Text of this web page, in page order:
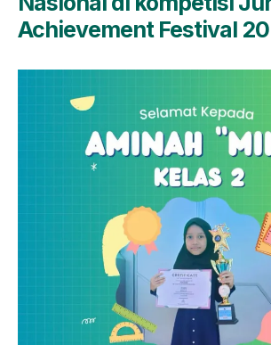
Achievement Festival